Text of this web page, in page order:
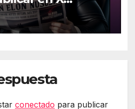
conectado para publicar